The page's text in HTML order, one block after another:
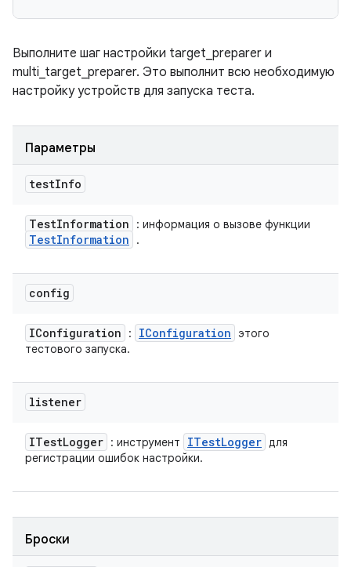
Выполните шаг настройки target_preparer и
multi_target_preparer. Это выполнит всю необходимую
настройку устройств для запуска теста.
Параметры
testInfo
TestInformation : информация о вызове функции
TestInformation .
config
IConfiguration : IConfiguration
этого
тестового запуска.
listener
ITestLogger : инструмент ITestLogger для
регистрации ошибок настройки.
Броски